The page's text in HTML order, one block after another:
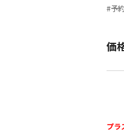
#予
価
プラ